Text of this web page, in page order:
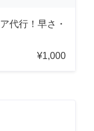
代行！早さ・
¥1,000